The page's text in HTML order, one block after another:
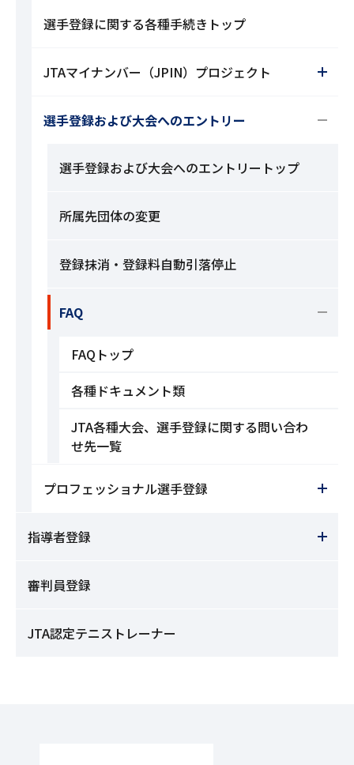
選手登録に関する各種手続きトップ
JTAマイナンバー（JPIN）プロジェクト
選手登録および大会へのエントリー
選手登録および大会へのエントリートップ
所属先団体の変更
登録抹消・登録料自動引落停止
FAQ
FAQトップ
各種ドキュメント類
JTA各種大会、選手登録に関する問い合わ
せ先一覧
プロフェッショナル選手登録
指導者登録
審判員登録
JTA認定テニストレーナー